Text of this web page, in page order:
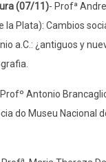
(07/11)- Profª
la Plata): Cambios
a.C.: ¿antiguos y
Profº Antonio
do Museu Nacional
a